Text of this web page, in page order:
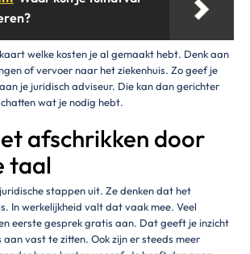
welke kosten je al gemaakt hebt. Denk aan
of vervoer naar het ziekenhuis. Zo geef je
je juridisch adviseur. Die kan dan gerichter
wat je nodig hebt.
afschrikken door
taal
stappen uit. Ze denken dat het
In werkelijkheid valt dat vaak mee. Veel
eerste gesprek gratis aan. Dat geeft je inzicht
vast te zitten. Ook zijn er steeds meer